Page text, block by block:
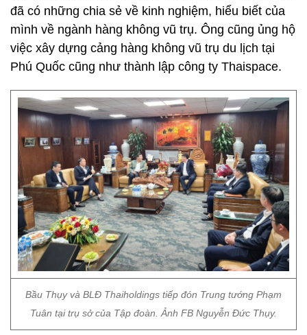
đã có những chia sẻ về kinh nghiệm, hiểu biết của
mình về ngành hàng không vũ trụ. Ông cũng ủng hộ
việc xây dựng cảng hàng không vũ trụ du lịch tại
Phú Quốc cũng như thành lập công ty Thaispace.
Bầu Thụy và BLĐ Thaiholdings tiếp đón Trung tướng Phạm
Tuân tại trụ sở của Tập đoàn. Ảnh FB Nguyễn Đức Thụy.